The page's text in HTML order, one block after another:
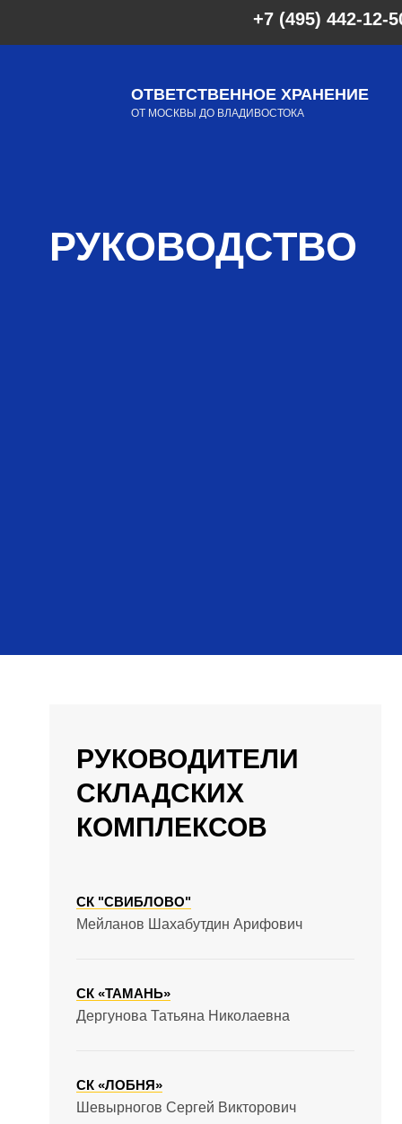
+7 (495) 442-12-
ОТВЕТСТВЕННОЕ ХРАНЕНИЕ
ОТ МОСКВЫ ДО ВЛАДИВОСТОКА
РУКОВОДСТВО
РУКОВОДИТЕЛИ
СКЛАДСКИХ
КОМПЛЕКСОВ
СК "СВИБЛОВО"
Мейланов Шахабутдин Арифович
СК «ТАМАНЬ»
Дергунова Татьяна Николаевна
СК «ЛОБНЯ»
Шевырногов Сергей Викторович